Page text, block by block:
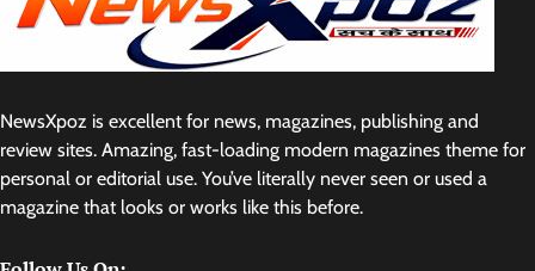
NewsXpoz is excellent for news, magazines, publishing and
review sites. Amazing, fast-loading modern magazines theme for
personal or editorial use. You’ve literally never seen or used a
magazine that looks or works like this before.